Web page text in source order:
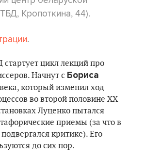
Кропоткина, 44).
.
стартует цикл лекций про
Начнут с Бориса
который изменил ход
во второй половине ХХ
Луценко пытался
приемы (за что в
критике). Его
до сих пор.